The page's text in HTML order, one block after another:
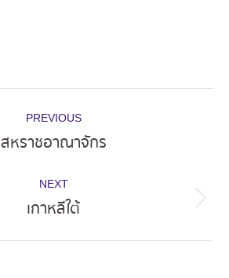
PREVIOUS
Previous
สหราชอาณาจักร
NEXT
Next
เกาหลีใต้